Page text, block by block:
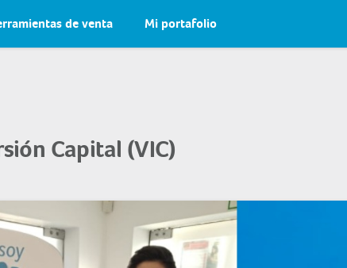
de venta Mi portafolio
Capital (VIC)